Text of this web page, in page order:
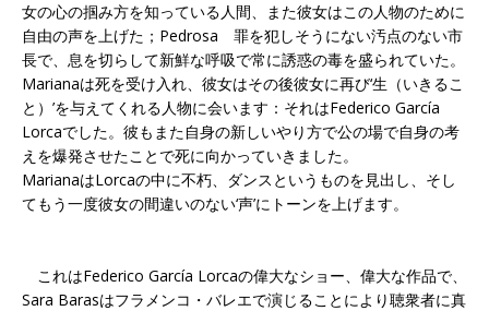
女の心の掴み方を知っている人間、また彼女はこの人物のために
自由の声を上げた；Pedrosa 罪を犯しそうにない汚点のない市
長で、息を切らして新鮮な呼吸で常に誘惑の毒を盛られていた。
Marianaは死を受け入れ、彼女はその後彼女に再び‘生（いきるこ
と）’を与えてくれる人物に会います：それはFederico García
Lorcaでした。彼もまた自身の新しいやり方で公の場で自身の考
えを爆発させたことで死に向かっていきました。
MarianaはLorcaの中に不朽、ダンスというものを見出し、そし
てもう一度彼女の間違いのない‘声’にトーンを上げます。
これはFederico García Lorcaの偉大なショー、偉大な作品で、
Sara Barasはフラメンコ・バレエで演じることにより聴衆者に真